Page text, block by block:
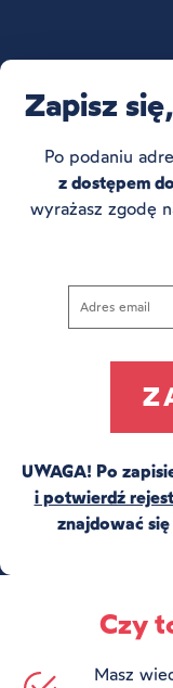
Zapisz
Po podaniu
z dostępem
wyrażasz zgodę
UWAGA! Po
i potwierdź
znajdować
Czy
Masz